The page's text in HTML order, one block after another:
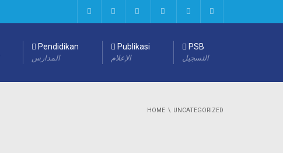
Pendidikan
المدارس
Publikasi
الإعلام
PSB
التسجيل
HOME UNCATEGORIZED